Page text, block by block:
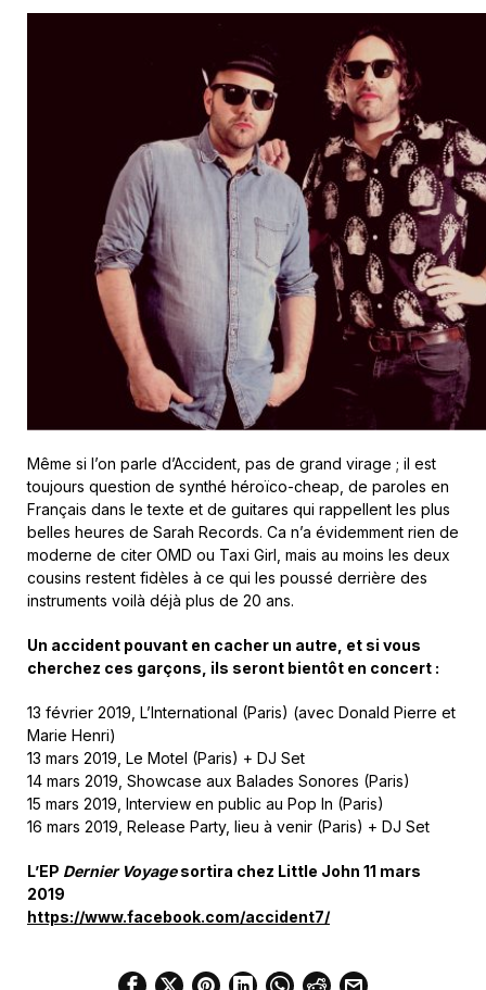
Même si l’on parle d’Accident, pas de grand virage ; il est
toujours question de synthé héroïco-cheap, de paroles en
Français dans le texte et de guitares qui rappellent les plus
belles heures de Sarah Records. Ca n’a évidemment rien de
moderne de citer OMD ou Taxi Girl, mais au moins les deux
cousins restent fidèles à ce qui les poussé derrière des
instruments voilà déjà plus de 20 ans.
Un accident pouvant en cacher un autre, et si vous
cherchez ces garçons, ils seront bientôt en concert :
13 février 2019, L’International (Paris) (avec Donald Pierre et
Marie Henri)
13 mars 2019, Le Motel (Paris) + DJ Set
14 mars 2019, Showcase aux Balades Sonores (Paris)
15 mars 2019, Interview en public au Pop In (Paris)
16 mars 2019, Release Party, lieu à venir (Paris) + DJ Set
L’EP Dernier Voyagesortira chez Little John 11 mars
2019
https://www.facebook.com/accident7/